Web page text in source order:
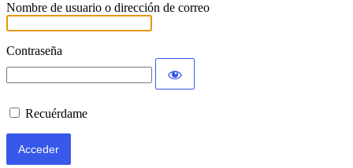
Nombre de usuario o dirección de correo
Contraseña
Recuérdame